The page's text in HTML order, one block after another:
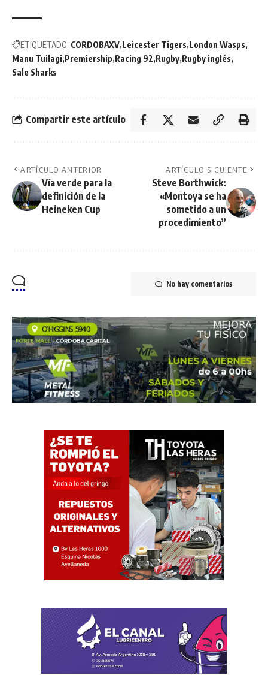
ETIQUETADO: CORDOBAXV Leicester Tigers London Wasps
Manu Tuilagi Premiership Racing 92 Rugby Rugby inglés
Sale Sharks
Compartir este artículo
ARTÍCULO ANTERIOR
Vía verde para la
definición de la
Heineken Cup
ARTÍCULO SIGUIENTE
Steve Borthwick:
«Montoya se ha
sometido a un
procedimiento”
No hay comentarios